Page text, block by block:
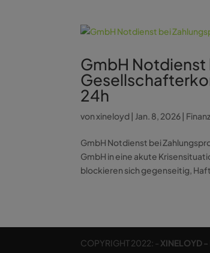
GmbH
24h
vonxineloyd| Jan. 8, 2026|
GmbH Notdienst bei
GmbH in eine akute
blockieren sich gegenseitig,
COPYRIGHT 2022: - XINELOYD